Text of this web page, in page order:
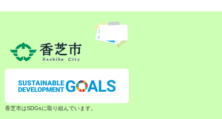
香芝市はSDGsに取り組んでいます。